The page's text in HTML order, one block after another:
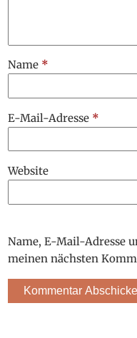
Name *
E-Mail-Adresse *
Website
Name, E-Mail-Adresse
meinen nächsten